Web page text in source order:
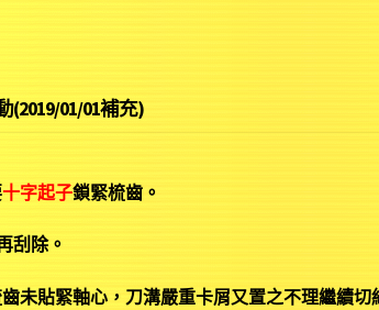
01/01補充)
十字起子鎖緊梳齒。
刮除。
未貼緊軸心，刀溝嚴重卡屑又置之不理繼續切